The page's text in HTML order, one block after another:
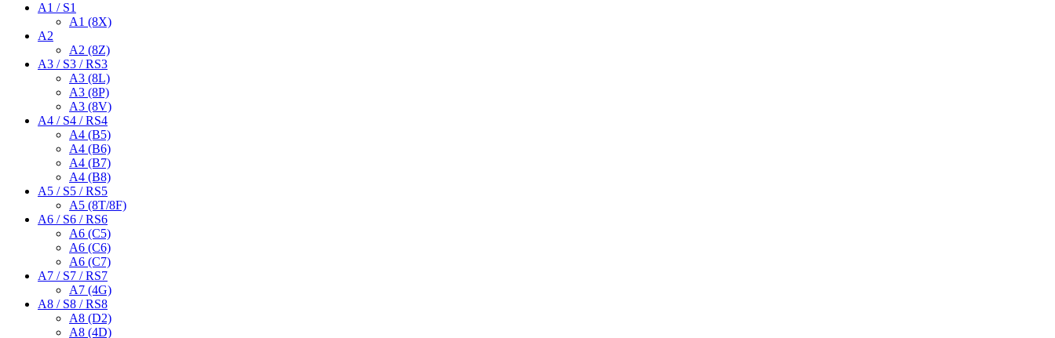
A1 / S1
A1 (8X)
A2
A2 (8Z)
A3 / S3 / RS3
A3 (8L)
A3 (8P)
A3 (8V)
A4 / S4 / RS4
A4 (B5)
A4 (B6)
A4 (B7)
A4 (B8)
A5 / S5 / RS5
A5 (8T/8F)
A6 / S6 / RS6
A6 (C5)
A6 (C6)
A6 (C7)
A7 / S7 / RS7
A7 (4G)
A8 / S8 / RS8
A8 (D2)
A8 (4D)